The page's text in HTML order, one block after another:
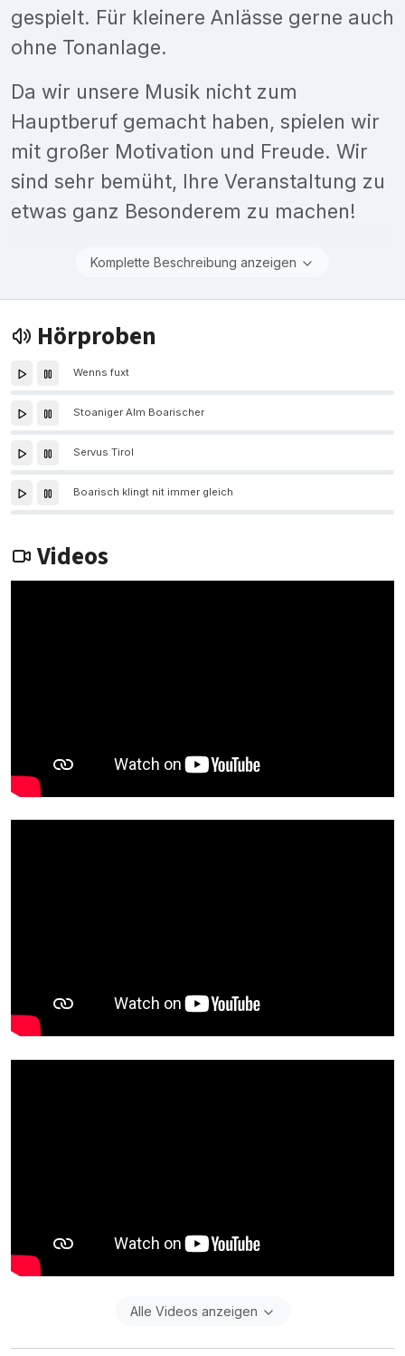
gespielt. Für kleinere Anlässe gerne auch
ohne Tonanlage.
Da wir unsere Musik nicht zum
Hauptberuf gemacht haben, spielen wir
mit großer Motivation und Freude. Wir
sind sehr bemüht, Ihre Veranstaltung zu
etwas ganz Besonderem zu machen!
Komplette Beschreibung anzeigen
Hörproben
Wenns fuxt
Stoaniger Alm Boarischer
Servus Tirol
Boarisch klingt nit immer gleich
Videos
Alle Videos anzeigen